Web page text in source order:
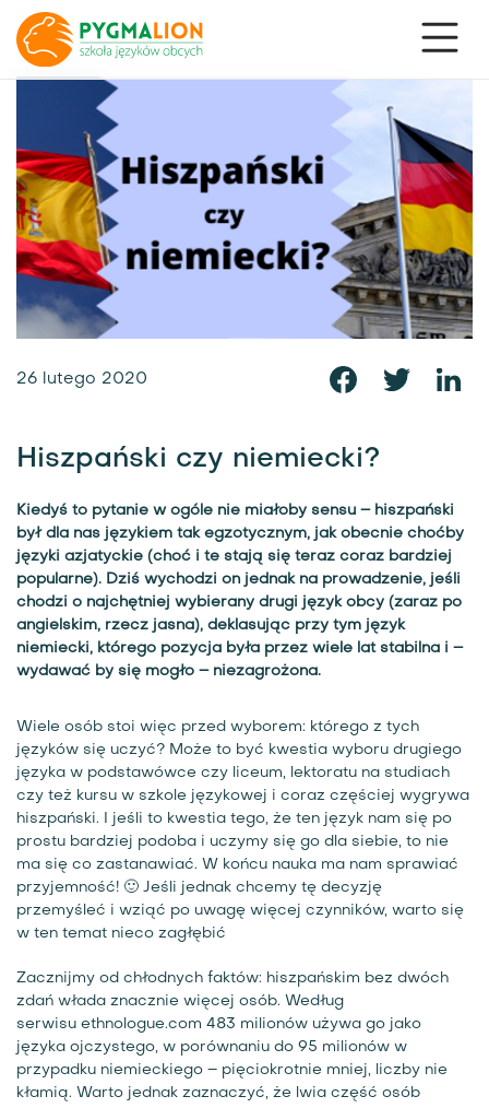
26 lutego 2020
Hiszpański czy niemiecki?
Kiedyś to pytanie w ogóle nie miałoby sensu – hiszpański
był dla nas językiem tak egzotycznym, jak obecnie choćby
języki azjatyckie (choć i te stają się teraz coraz bardziej
popularne). Dziś wychodzi on jednak na prowadzenie, jeśli
chodzi o najchętniej wybierany drugi język obcy (zaraz po
angielskim, rzecz jasna), deklasując przy tym język
niemiecki, którego pozycja była przez wiele lat stabilna i –
wydawać by się mogło – niezagrożona.
Wiele osób stoi więc przed wyborem: którego z tych
języków się uczyć? Może to być kwestia wyboru drugiego
języka w podstawówce czy liceum, lektoratu na studiach
czy też kursu w szkole językowej i coraz częściej wygrywa
hiszpański. I jeśli to kwestia tego, że ten język nam się po
prostu bardziej podoba i uczymy się go dla siebie, to nie
ma się co zastanawiać. W końcu nauka ma nam sprawiać
przyjemność! 🙂 Jeśli jednak chcemy tę decyzję
przemyśleć i wziąć po uwagę więcej czynników, warto się
w ten temat nieco zagłębić
Zacznijmy od chłodnych faktów: hiszpańskim bez dwóch
zdań włada znacznie więcej osób. Według
serwisu ethnologue.com 483 milionów używa go jako
języka ojczystego, w porównaniu do 95 milionów w
przypadku niemieckiego – pięciokrotnie mniej, liczby nie
kłamią. Warto jednak zaznaczyć, że lwia część osób